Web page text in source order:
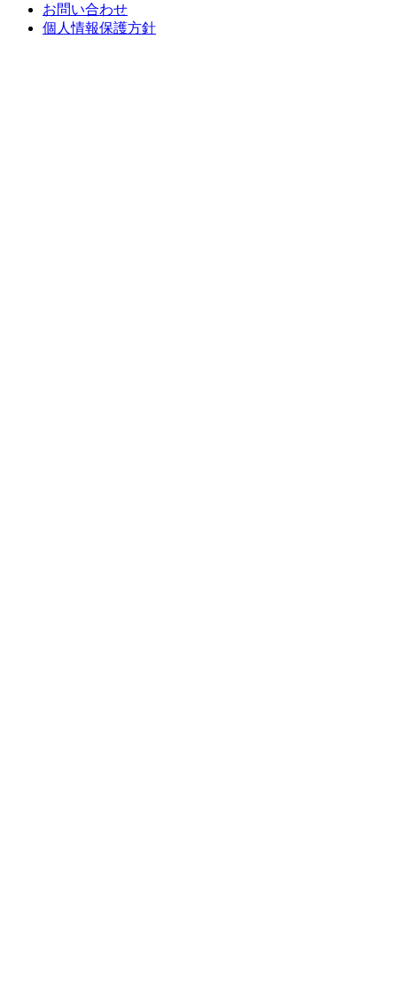
お問い合わせ
個人情報保護方針